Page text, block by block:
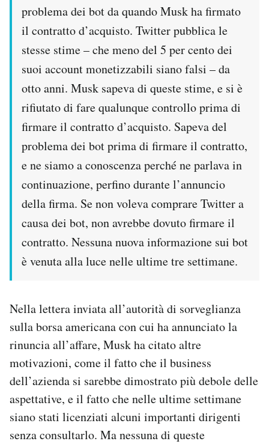
problema dei bot da quando Musk ha firmato
il contratto d’acquisto. Twitter pubblica le
stesse stime – che meno del 5 per cento dei
suoi account monetizzabili siano falsi – da
otto anni. Musk sapeva di queste stime, e si è
rifiutato di fare qualunque controllo prima di
firmare il contratto d’acquisto. Sapeva del
problema dei bot prima di firmare il contratto,
e ne siamo a conoscenza perché ne parlava in
continuazione, perfino durante l’annuncio
della firma. Se non voleva comprare Twitter a
causa dei bot, non avrebbe dovuto firmare il
contratto. Nessuna nuova informazione sui bot
è venuta alla luce nelle ultime tre settimane.
Nella lettera inviata all’autorità di sorveglianza
sulla borsa americana con cui ha annunciato la
rinuncia all’affare, Musk ha citato altre
motivazioni, come il fatto che il business
dell’azienda si sarebbe dimostrato più debole delle
aspettative, e il fatto che nelle ultime settimane
siano stati licenziati alcuni importanti dirigenti
senza consultarlo. Ma nessuna di queste